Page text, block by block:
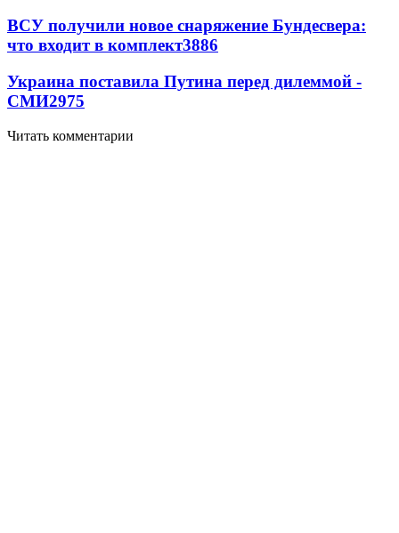
ВСУ получили новое снаряжение Бундесвера:
что входит в комплект3886
Украина поставила Путина перед дилеммой -
СМИ2975
Читать комментарии